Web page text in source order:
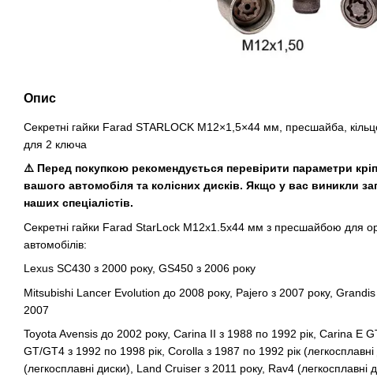
Опис
Секретні гайки Farad STARLOCK M12×1,5×44 мм, пресшайба,
для 2 ключа
⚠️ Перед покупкою рекомендується перевірити параметри
вашого автомобіля та колісних дисків. Якщо у вас виникли
наших спеціалістів.
Секретні гайки Farad StarLock M12x1.5x44 мм з пресшайбою для
автомобілів:
Lexus SC430 з 2000 року, GS450 з 2006 року
Mitsubishi Lancer Evolution до 2008 року, Pajero з 2007 року,
2007
Toyota Avensis до 2002 року, Carina II з 1988 по 1992 рік, Carina E
GT/GT4 з 1992 по 1998 рік, Corolla з 1987 по 1992 рік
(легкосплавні диски), Land Cruiser з 2011 року, Rav4 (легкосплавні